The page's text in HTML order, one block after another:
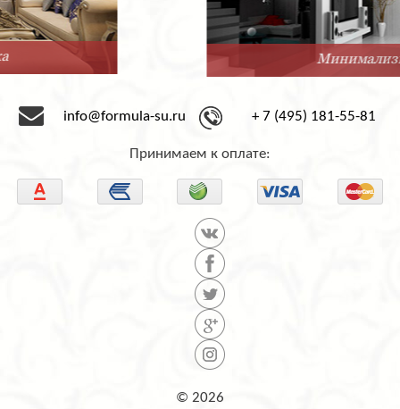
Минимализм
info@formula-su.ru + 7 (495) 181-55-81
Принимаем к оплате:
© 2026